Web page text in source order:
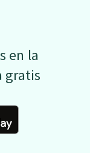
en la
gratis